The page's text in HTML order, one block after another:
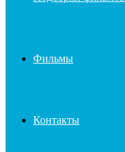
Фильмы
Контакты